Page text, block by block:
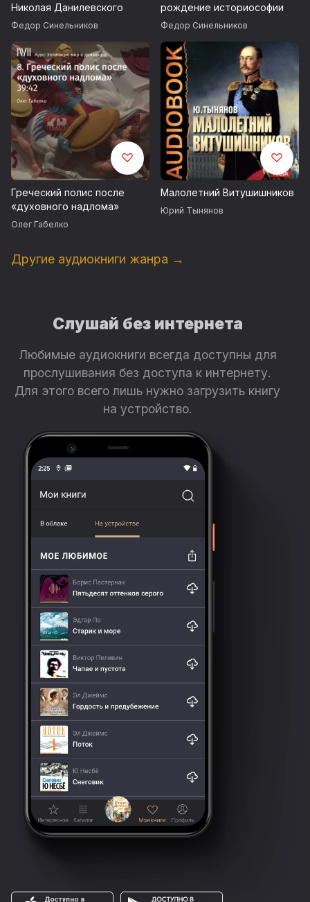
Николая Данилевского
Федор Синельников
рождение историософии
Федор Синельников
Греческий полис после
«духовного надлома»
Олег Габелко
Малолетний Витушишников
Юрий Тынянов
Другие аудиокниги жанра →
Слушай без интернета
Любимые аудиокниги всегда доступны для
прослушивания без доступа к интернету.
Для этого всего лишь нужно загрузить книгу
на устройство.